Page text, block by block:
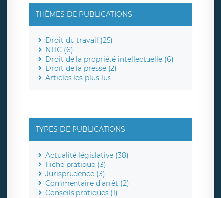
THÈMES DE PUBLICATIONS
Droit du travail (25)
NTIC (6)
Droit de la propriété intellectuelle (6)
Droit de la presse (2)
Articles les plus lus
TYPES DE PUBLICATIONS
Actualité législative (38)
Fiche pratique (3)
Jurisprudence (3)
Commentaire d'arrêt (2)
Conseils pratiques (1)